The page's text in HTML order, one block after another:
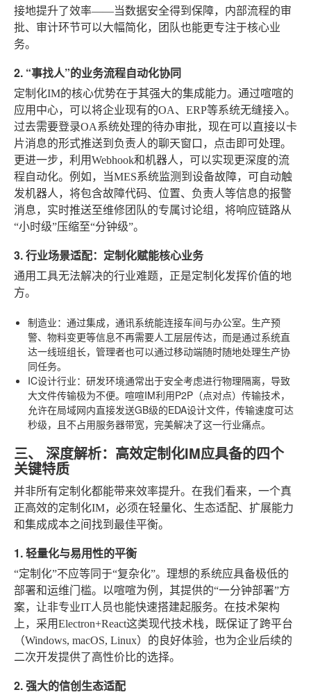
接地提升了效率——当数据安全得到保障，内部流程的审
批、审计环节可以大幅简化，团队也能更专注于核心业
务。
2. “事找人”的业务流程自动化协同
定制化IM的核心优势在于其强大的集成能力。通过喧喧的
应用中心，可以将企业现有的OA、ERP等系统无缝接入。
过去需要登录OA系统处理的待办审批，现在可以直接以卡
片消息的形式推送到负责人的聊天窗口，点击即可处理。
更进一步，利用Webhook和机器人，可以实现更深度的流
程自动化。例如，当MES系统监测到设备故障，可自动触
发机器人，将包含故障代码、位置、负责人等信息的报警
消息，实时推送至维修团队的专属讨论组，将响应链路从
“小时级”压缩至“分钟级”。
3. 行业场景适配：定制化赋能核心业务
通用工具无法解决的行业难题，正是定制化发挥价值的地
方。
制造业：通过集成，通讯系统能连接车间与办公室。生产预
警、物料变更等信息不再需要人工层层传达，而是通过系统直
达一线班组长，管理者也可以通过移动端随时随地处理生产协
同任务。
IC设计行业：研发环境通常出于安全考虑进行物理隔离，导致
大文件传输极为不便。喧喧IM利用P2P（点对点）传输技术，
允许在局域网内直接发送GB级的EDA设计文件，传输速度可达
秒级，且不占用服务器带宽，完美解决了这一行业痛点。
三、 深度解析：高效定制化IM应具备的四个
关键特质
并非所有定制化都能带来效率提升。在我们看来，一个真
正高效的定制化IM，必须在轻量化、生态适配、扩展能力
和集成成本之间找到最佳平衡。
1. 轻量化与易用性的平衡
“定制化”不应等同于“复杂化”。理想的系统应具备极低的
部署和运维门槛。以喧喧为例，其提供的“一分钟部署”方
案，让非专业IT人员也能快速搭建起服务。在技术架构
上，采用Electron+React这类现代技术栈，既保证了跨平台
（Windows, macOS, Linux）的良好体验，也为企业后续的
二次开发提供了高性价比的选择。
2. 强大的信创生态适配